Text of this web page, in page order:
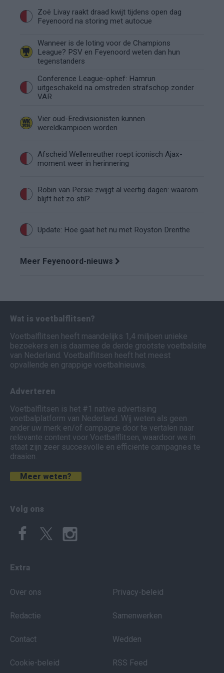
Zoë Livay raakt draad kwijt tijdens open dag
Feyenoord na storing met autocue
Wanneer is de loting voor de Champions
League? PSV en Feyenoord weten dan hun
tegenstanders
Conference League-ophef: Hamrun
uitgeschakeld na omstreden strafschop zonder
VAR
Vier oud-Eredivisionisten kunnen
wereldkampioen worden
Afscheid Wellenreuther roept iconisch Ajax-
moment weer in herinnering
Robin van Persie zwijgt al veertig dagen: waarom
blijft het zo stil?
Update: Hoe gaat het nu met Royston Drenthe
Meer Feyenoord-nieuws
Wat is voetbalflitsen?
Voetbalflitsen heeft maandelijks 1,4 miljoen unieke
bezoekers en is daarmee de derde grootste voetbalsite
van Nederland. Voetbalflitsen heeft het meest
opvallende en grappige voetbalnieuws.
Adverteren
Voetbalflitsen is het #1 native advertising
voetbalplatform van Nederland. Wij weten als geen
ander uw merk en/of campagne door te vertalen naar
relevante content voor Voetbalflitsen, waardoor we in
staat zijn zeer succesvolle en efficiënte campagnes te
draaien.
Meer weten?
Volg ons
Extra
Over ons
Redactie
Contact
Cookie-beleid
Privacy-beleid
Samenwerken
Wedden
RSS Feed